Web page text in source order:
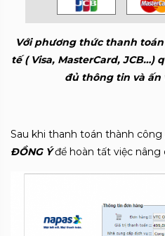
Với phương thức thanh
tế ( Visa, MasterCard, JCB…)
đủ thông tin và ấn
Sau khi thanh toán thành công
ĐỒNG Ýđể hoàn tất việc nâng